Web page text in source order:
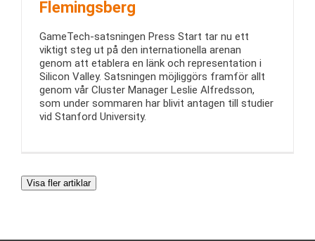
Flemingsberg
GameTech-satsningen Press Start tar nu ett
viktigt steg ut på den internationella arenan
genom att etablera en länk och representation i
Silicon Valley. Satsningen möjliggörs framför allt
genom vår Cluster Manager Leslie Alfredsson,
som under sommaren har blivit antagen till studier
vid Stanford University.
Visa fler artiklar